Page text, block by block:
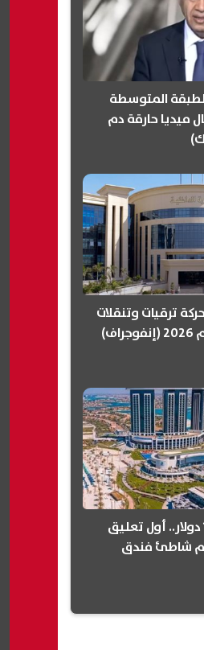
المتوسطة
ميديا حارقة دم
ترقيات وتنقلات
بعد أزمة الـ 1000 دولار.. أول تعليق
شاطئ فندق